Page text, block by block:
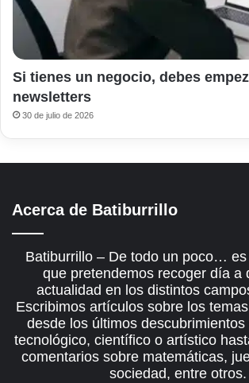
Si tienes un negocio, debes
newsletters
30 de julio de 2026
Acerca de Batiburrillo
Batiburrillo – De todo un poco… es
que pretendemos recoger día a
actualidad en los distintos
Escribimos artículos sobre los
desde los últimos
tecnológico, científico o artístico
comentarios sobre matemáticas,
sociedad, entre otros.